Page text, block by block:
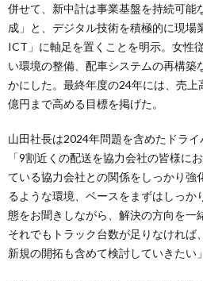
併せて、新中計は事業基盤を持続可能
成」と、デジタル技術を積極的に現場
ICT」に軸足を置くことを明示。女性
い環境の整備、配車システムの再構築
かにした。最終年度の24年には、売
億円まで高める目標を掲げた。
山田社長は2024年問題を含めたドラ
「9割近くの配送を協力会社の皆様に
ている協力会社との関係をしっかり強
るような環境、ベースをまずはしっか
態をお聞きしながら、解決の方向を一
それでもトラック台数が足りなければ
新規の開拓も含めて検討していきたい